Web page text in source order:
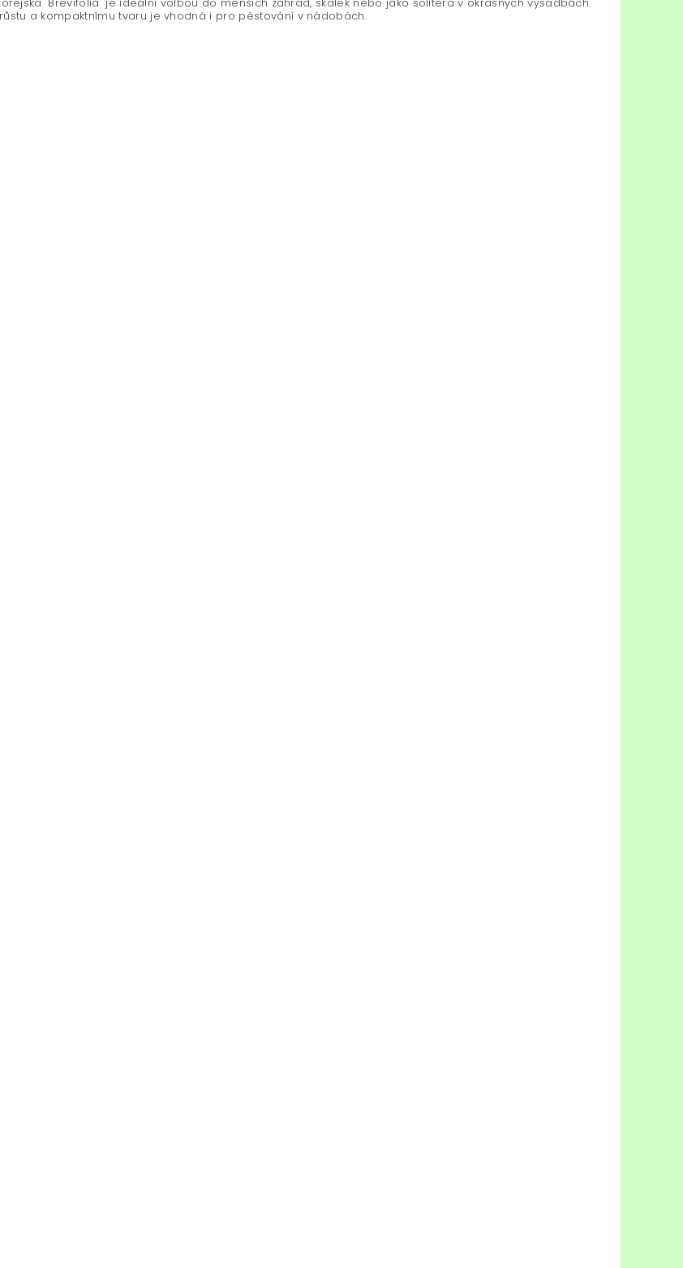
'Brevifolia' je ideální volbou do menších zahrad, skalek nebo jako solitéra v okrasných výsadbách.
a kompaktnímu tvaru je vhodná i pro pěstování v nádobách.